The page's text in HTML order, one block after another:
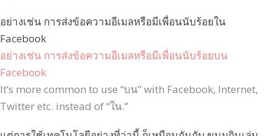
อย่างเช่น การส่งข้อความอีเมลหรือมีเพื่อนนับร้อยใน
Facebook
อย่างเช่น การส่งข้อความอีเมลหรือมีเพื่อนนับร้อยบน
Facebook
It’s more common to use “บน” with Facebook, Internet,
Twitter etc. instead of “ใน.”